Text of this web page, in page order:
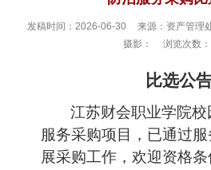
发稿时间：2026-06-30 来源：资产管理
摄影：
浏览次数：
比选公
江苏财会职业学院
服务采购项目，已通过
展采购工作，欢迎资格